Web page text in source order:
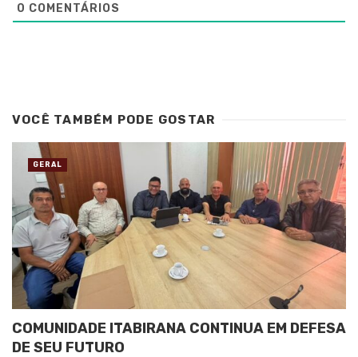
0 COMENTÁRIOS
VOCÊ TAMBÉM PODE GOSTAR
COMUNIDADE ITABIRANA CONTINUA EM DEFESA
DE SEU FUTURO
GERAL